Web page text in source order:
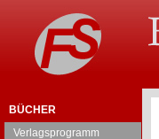
BÜCHER
Verlagsprogramm